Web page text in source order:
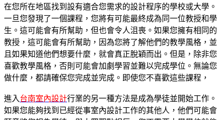
在您所在地區找到設有適合您需求的設計程序的學校或大學。
一旦您發現了一個課程，您將有可能最終成為同一位教授和學
生。這可能會有所幫助，但也會令人沮喪。如果您擁有相同的
教授，這可能會有所幫助，因為您將了解他們的教學風格，並
且如果知道他們想要什麼，就會真正脫穎而出。但是，除非您
喜歡教學風格，否則可能會加劇學習並難以完成學位。無論您
做什麼，都請確保您完成並完成。即使您不喜歡這些課程，
進入 台南室內設計行業的另一種方法是成為學徒並開始工作。
如果您能夠找到已經從事室內設計工作的其他人，他們可能會